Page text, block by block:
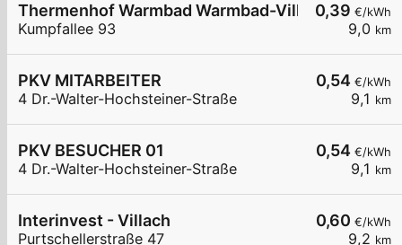
0,39 €/kWh
9,0 km
Thermenhof Warmbad Warmbad-Villach
Kumpfallee 93
0,54 €/kWh
9,1 km
PKV MITARBEITER
4 Dr.-Walter-Hochsteiner-Straße
0,54 €/kWh
9,1 km
PKV BESUCHER 01
4 Dr.-Walter-Hochsteiner-Straße
0,60 €/kWh
9,2 km
Interinvest - Villach
Purtschellerstraße 47